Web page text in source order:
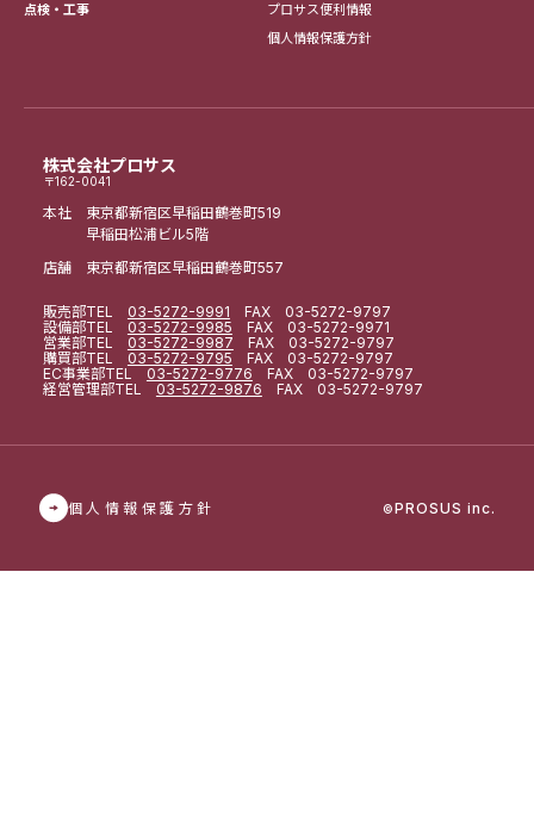
株式会社プロサス
〒162-0041
本社 東京都新宿区早稲田鶴巻町519
早稲田松浦ビル5階
店舗 東京都新宿区早稲田鶴巻町557
販売部TEL 03-5272-9991 FAX 03-5272-9797
設備部TEL 03-5272-9985 FAX 03-5272-9971
営業部TEL 03-5272-9987 FAX 03-5272-9797
購買部TEL 03-5272-9795 FAX 03-5272-9797
EC事業部TEL 03-5272-9776 FAX 03-5272-9797
経営管理部TEL 03-5272-9876 FAX 03-5272-9797
点検・工事
プロサス便利情報
個人情報保護方針
個人情報保護方針 ©PROSUS inc.